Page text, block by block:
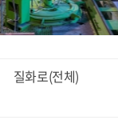
질화로(전체)